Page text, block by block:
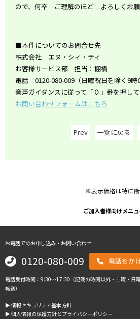
ので、何卒 ご理解のほど よろしくお願
■本件についてのお問合せ先
株式会社 エヌ・シィ・ティ
お客様サービス部 担当：棚橋
電話 0120-080-009（日曜祝日を除く9時
音声ガイダンスに従って「０」番を押して
お問い合わせフォームはこちら
Prev 一覧に戻る
※表示価格は特に断
ご加入者様向けメニ
お電話でのお申し込み・お問い合わせ
0120-080-009 電話をか
電話受付時間：9:30～17:30（記載の時間以外・土曜・日
転送）
▶︎ 情報セキュリティ基本方針
▶︎ 個人情報の保護方針とプライバシーポリシー